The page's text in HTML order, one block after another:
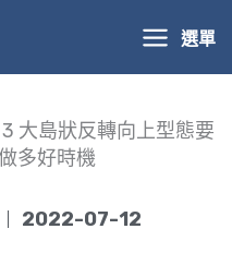
選單
大島狀反轉向上型態要
多好時機
2022-07-12